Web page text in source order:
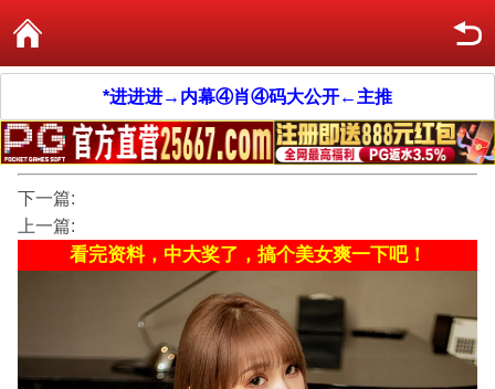
*进进进→内幕④肖④码大公开←主推
下一篇:
上一篇:
看完资料，中大奖了，搞个美女爽一下吧！